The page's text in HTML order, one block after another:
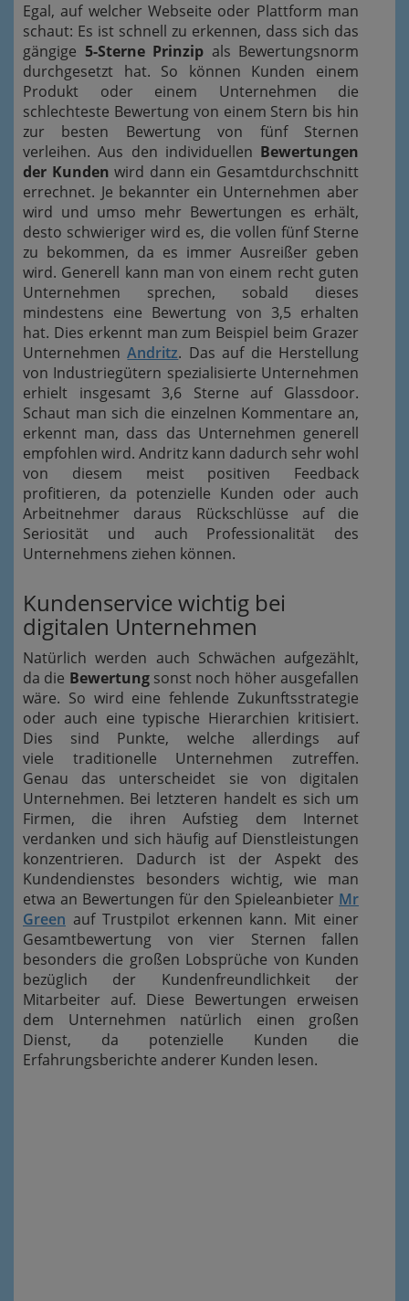
Egal, auf welcher Webseite oder Plattform man
schaut: Es ist schnell zu erkennen, dass sich das
gängige 5-Sterne Prinzip als Bewertungsnorm
durchgesetzt hat. So können Kunden einem
Produkt oder einem Unternehmen die
schlechteste Bewertung von einem Stern bis hin
zur besten Bewertung von fünf Sternen
verleihen. Aus den individuellen Bewertungen
der Kunden wird dann ein Gesamtdurchschnitt
errechnet. Je bekannter ein Unternehmen aber
wird und umso mehr Bewertungen es erhält,
desto schwieriger wird es, die vollen fünf Sterne
zu bekommen, da es immer Ausreißer geben
wird. Generell kann man von einem recht guten
Unternehmen sprechen, sobald dieses
mindestens eine Bewertung von 3,5 erhalten
hat. Dies erkennt man zum Beispiel beim Grazer
UnternehmenAndritz. Das auf die Herstellung
von Industriegütern spezialisierte Unternehmen
erhielt insgesamt 3,6 Sterne auf Glassdoor.
Schaut man sich die einzelnen Kommentare an,
erkennt man, dass das Unternehmen generell
empfohlen wird. Andritz kann dadurch sehr wohl
von diesem meist positiven Feedback
profitieren, da potenzielle Kunden oder auch
Arbeitnehmer daraus Rückschlüsse auf die
Seriosität und auch Professionalität des
Unternehmens ziehen können.
Kundenservice wichtig bei
digitalen Unternehmen
Natürlich werden auch Schwächen aufgezählt,
da die Bewertungsonst noch höher ausgefallen
wäre. So wird eine fehlende Zukunftsstrategie
oder auch eine typische Hierarchien kritisiert.
Dies sind Punkte, welche allerdings auf
viele traditionelle Unternehmen zutreffen.
Genau das unterscheidet sie von digitalen
Unternehmen. Bei letzteren handelt es sich um
Firmen, die ihren Aufstieg dem Internet
verdanken und sich häufig auf Dienstleistungen
konzentrieren. Dadurch ist der Aspekt des
Kundendienstes besonders wichtig, wie man
etwa an Bewertungen für den Spieleanbieter Mr
Green auf Trustpilot erkennen kann. Mit einer
Gesamtbewertung von vier Sternen fallen
besonders die großen Lobsprüche von Kunden
bezüglich der Kundenfreundlichkeit der
Mitarbeiter auf. Diese Bewertungen erweisen
dem Unternehmen natürlich einen großen
Dienst, da potenzielle Kunden die
Erfahrungsberichte anderer Kunden lesen.